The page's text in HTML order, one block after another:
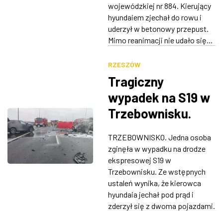
wojewódzkiej nr 884. Kierujący
hyundaiem zjechał do rowu i
uderzył w betonowy przepust.
Mimo reanimacji nie udało się...
RZESZÓW
Tragiczny
wypadek na S19 w
Trzebownisku.
ogniu, jedna osoba
nie żyje
TRZEBOWNISKO. Jedna osoba
zginęła w wypadku na drodze
ekspresowej S19 w
Trzebownisku. Ze wstępnych
ustaleń wynika, że kierowca
hyundaia jechał pod prąd i
zderzył się z dwoma pojazdami.